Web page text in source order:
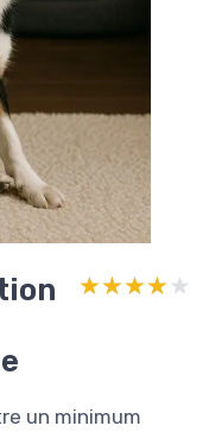
★★★★★
★★★★★
un minimum